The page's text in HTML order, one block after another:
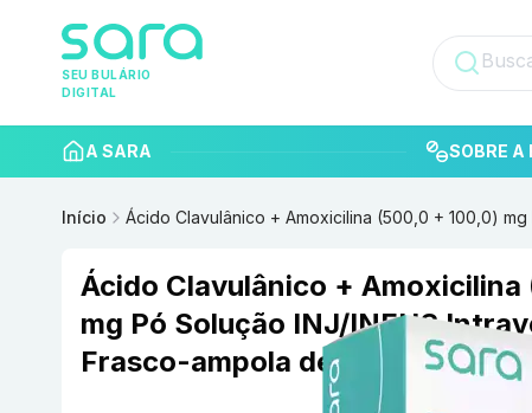
SEU BULÁRIO
DIGITAL
A SARA SOBRE A
Início Ácido Clavulânico + Amoxicilina (500,0 + 100,0)
Ácido Clavulânico + Amoxicilina
mg Pó Solução INJ/INFUS
Frasco-ampola de vidro